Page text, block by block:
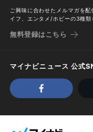
ご興味に合わせたメルマガを
イフ、エンタメ/ホビーの3種類
無料登録はこちら
マイナビニュース 公式